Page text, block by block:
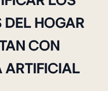
HOGAR
CON
ARTIFICIAL